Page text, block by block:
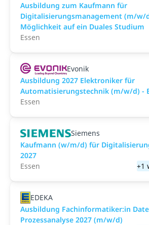
Ausbildung zum Kaufmann für
Digitalisierungsmanagement (m/w/
Möglichkeit auf ein Duales Studium
Essen
Evonik
Ausbildung 2027 Elektroniker für
Automatisierungstechnik (m/w/d) -
Essen
Siemens
Kaufmann (w/m/d) für
2027
Essen
+1
EDEKA
Ausbildung Fachinformatiker:in
Prozessanalyse 2027 (m/w/d)